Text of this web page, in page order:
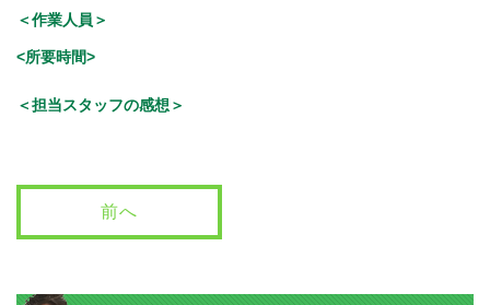
＜作業人員＞
<所要時間>
＜担当スタッフの感想＞
前へ